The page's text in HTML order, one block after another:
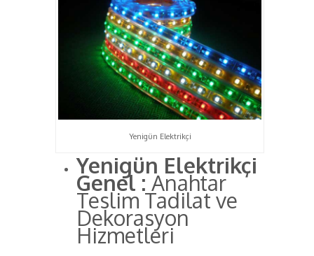
Yenigün Elektrikçi
Yenigün Elektrikçi
Genel :Anahtar
Teslim Tadilat ve
Dekorasyon
Hizmetleri